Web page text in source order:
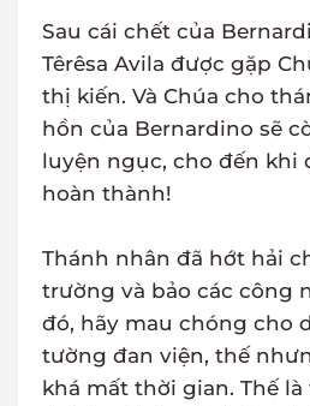
Sau cái chết của
Têrêsa Avila được gặp
thị kiến. Và Chúa cho
hồn của Bernardino sẽ
luyện ngục, cho đến khi
hoàn thành!
Thánh nhân đã hớt hải
trường và bảo các công
đó, hãy mau chóng cho
tường đan viện, thế
khá mất thời gian. Thế là